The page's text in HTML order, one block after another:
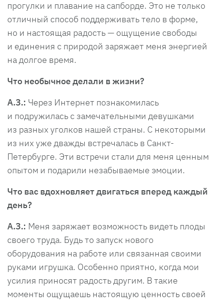
прогулки и плавание на сапборде. Это не только
отличный способ поддерживать тело в форме,
но и настоящая радость — ощущение свободы
и единения с природой заряжает меня энергией
на долгое время.
Что необычное делали в жизни?
А.З.: Через Интернет познакомилась
и подружилась с замечательными девушками
из разных уголков нашей страны. С некоторыми
из них уже дважды встречалась в Санкт-
Петербурге. Эти встречи стали для меня ценным
опытом и подарили незабываемые эмоции.
Что вас вдохновляет двигаться вперед каждый
день?
А.З.: Меня заряжает возможность видеть плоды
своего труда. Будь то запуск нового
оборудования на работе или связанная своими
руками игрушка. Особенно приятно, когда мои
усилия приносят радость другим. В такие
моменты ощущаешь настоящую ценность своей